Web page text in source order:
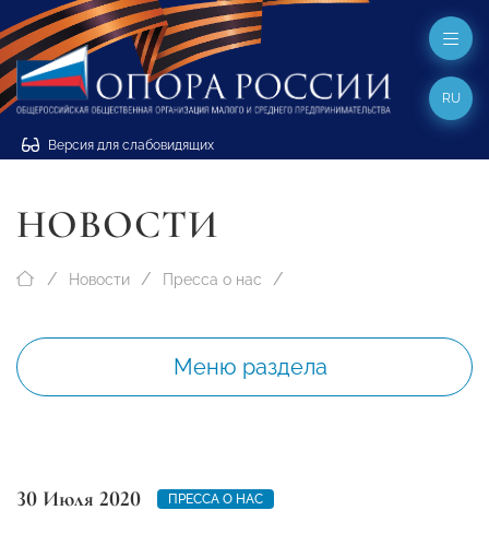
Версия для слабовидящих
RU
НОВОСТИ
Новости Пресса о нас
Меню раздела
30 Июля 2020 ПРЕССА О НАС